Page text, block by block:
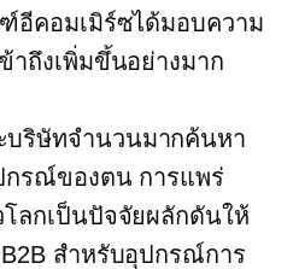
อีคอมเมิร์ซได้มอบความ
าถึงเพิ่มขึ้นอย่างมาก
บริษัทจำนวนมากค้นหา
กรณ์ของตน การแพร่
ลกเป็นปัจจัยผลักดันให้
สำหรับอุปกรณ์การ